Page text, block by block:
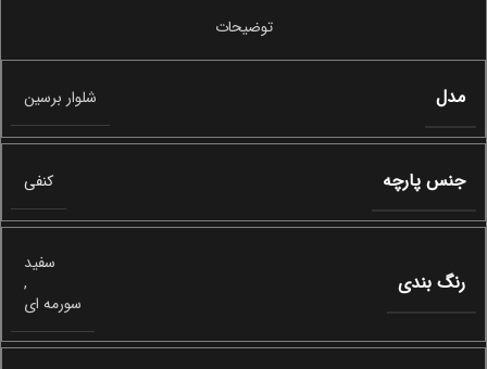
مدل شلوار برسین
جنس پارچه کنفی
رنگ بندی
سفید
,
سورمه ای